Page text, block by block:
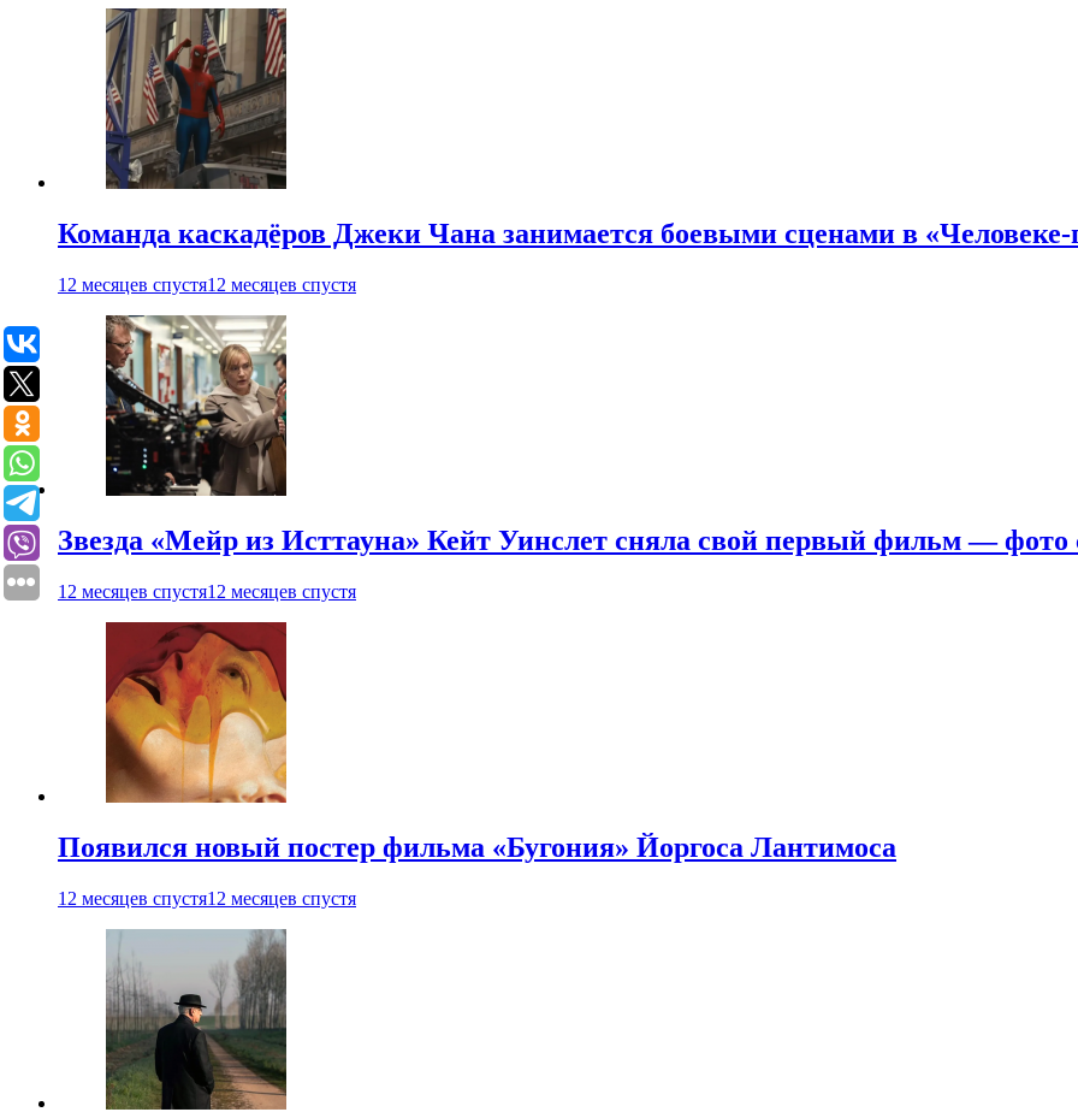
Команда каскадёров Джеки Чана занимается боевыми сценами в «Человеке-
12 месяцев спустя12 месяцев спустя
Звезда «Мейр из Исттауна» Кейт Уинслет сняла свой первый фильм — фото
12 месяцев спустя12 месяцев спустя
Появился новый постер фильма «Бугония» Йоргоса Лантимоса
12 месяцев спустя12 месяцев спустя